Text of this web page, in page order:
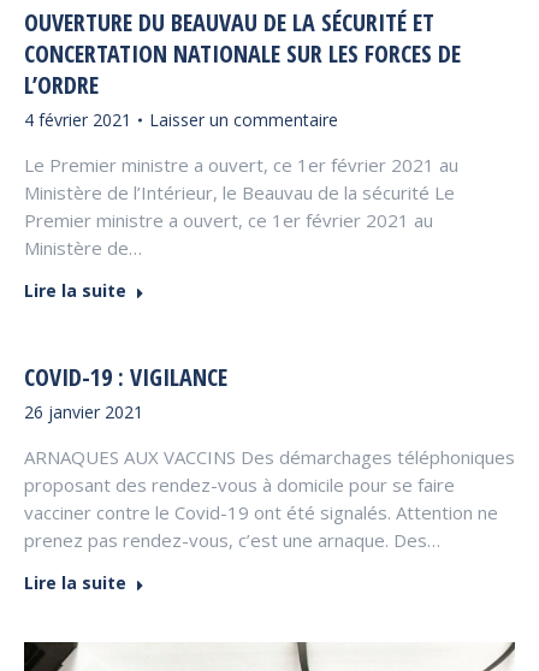
OUVERTURE DU BEAUVAU DE LA SÉCURITÉ ET
CONCERTATION NATIONALE SUR LES FORCES DE
L’ORDRE
4 février 2021 Laisser un commentaire
Le Premier ministre a ouvert, ce 1er février 2021 au
Ministère de l’Intérieur, le Beauvau de la sécurité Le
Premier ministre a ouvert, ce 1er février 2021 au
Ministère de…
Lire la suite
COVID-19 : VIGILANCE
26 janvier 2021
ARNAQUES AUX VACCINS Des démarchages téléphoniques
proposant des rendez-vous à domicile pour se faire
vacciner contre le Covid-19 ont été signalés. Attention ne
prenez pas rendez-vous, c’est une arnaque. Des…
Lire la suite